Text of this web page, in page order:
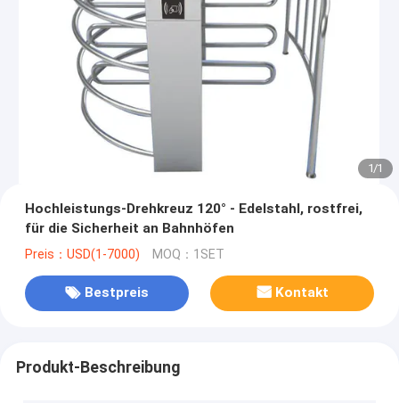
1/1
Hochleistungs-Drehkreuz 120° - Edelstahl, rostfrei,
für die Sicherheit an Bahnhöfen
Preis：USD(1-7000) MOQ：1SET
Bestpreis Kontakt
Produkt-Beschreibung